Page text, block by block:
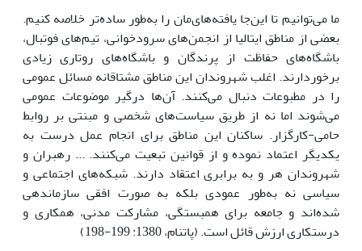
ما می‌توانیم تا این‌جا یافته‌های‌مان را به‌طور ساده‌تر خلاصه کنیم.
بعضی از مناطق ایتالیا از انجمن‌های سرودخوانی، تیم‌های فوتبال،
باشگاه‌های حفاظت از پرندگان و باشگاه‌های روتاری زیادی
برخوردارند. اغلب شهروندان این مناطق مشتاقانه مسائل عمومی
را در مطبوعات دنبال می‌کنند. آن‌ها درگیر موضوعات عمومی
می‌شوند اما نه از طریق سیاست‌های شخصی و مبنتی بر روابط
حامی-کارگزار. ساکنان این مناطق برای انجام عمل درست به
یکدیگر اعتماد نموده و از قوانین تبعیت می‌کنند. ... رهبران و
شهروندان هر و به برابری اعتقاد دارند. شبکه‌های اجتماعی و
سیاسی نه به‌طور عمودی بلکه به صورت افقی سازماندهی
شده‌اند و جامعه برای همبستگی، مشارکت مدنی، همکاری و
درستکاری ارزش قائل است. (پاتنام، 1380: 199-198)